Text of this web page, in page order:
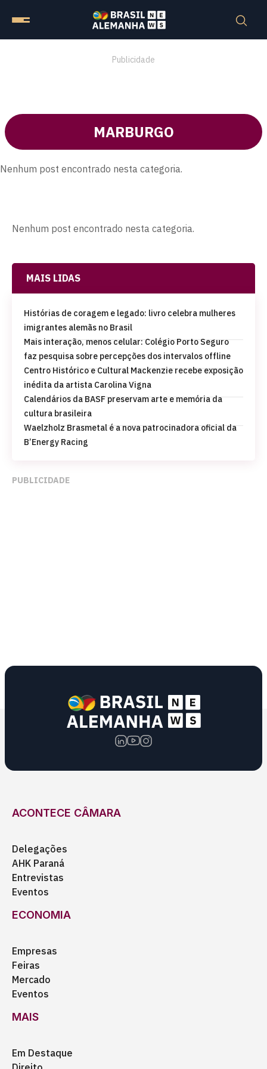
Publicidade
MARBURGO
Nenhum post encontrado nesta categoria.
Nenhum post encontrado nesta categoria.
MAIS LIDAS
Histórias de coragem e legado: livro celebra mulheres
imigrantes alemãs no Brasil
Mais interação, menos celular: Colégio Porto Seguro
faz pesquisa sobre percepções dos intervalos offline
Centro Histórico e Cultural Mackenzie recebe exposição
inédita da artista Carolina Vigna
Calendários da BASF preservam arte e memória da
cultura brasileira
Waelzholz Brasmetal é a nova patrocinadora oficial da
B’Energy Racing
PUBLICIDADE
ACONTECE CÂMARA
Delegações
AHK Paraná
Entrevistas
Eventos
ECONOMIA
Empresas
Feiras
Mercado
Eventos
MAIS
Em Destaque